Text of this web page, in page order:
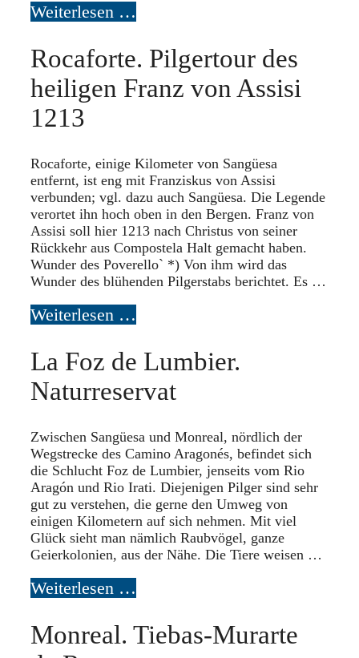
Weiterlesen …
Rocaforte. Pilgertour des
heiligen Franz von Assisi
1213
Rocaforte, einige Kilometer von Sangüesa
entfernt, ist eng mit Franziskus von Assisi
verbunden; vgl. dazu auch Sangüesa. Die Legende
verortet ihn hoch oben in den Bergen. Franz von
Assisi soll hier 1213 nach Christus von seiner
Rückkehr aus Compostela Halt gemacht haben.
Wunder des Poverello` *) Von ihm wird das
Wunder des blühenden Pilgerstabs berichtet. Es …
Weiterlesen …
La Foz de Lumbier.
Naturreservat
Zwischen Sangüesa und Monreal, nördlich der
Wegstrecke des Camino Aragonés, befindet sich
die Schlucht Foz de Lumbier, jenseits vom Rio
Aragón und Rio Irati. Diejenigen Pilger sind sehr
gut zu verstehen, die gerne den Umweg von
einigen Kilometern auf sich nehmen. Mit viel
Glück sieht man nämlich Raubvögel, ganze
Geierkolonien, aus der Nähe. Die Tiere weisen …
Weiterlesen …
Monreal. Tiebas-Murarte